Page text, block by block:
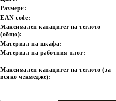
Размери:
EAN code:
Максимален капацитет на теглото
(общо):
Материал на шкафа:
Материал на работния плот:
Максимален капацитет на теглото (за
всяко чекмедже):